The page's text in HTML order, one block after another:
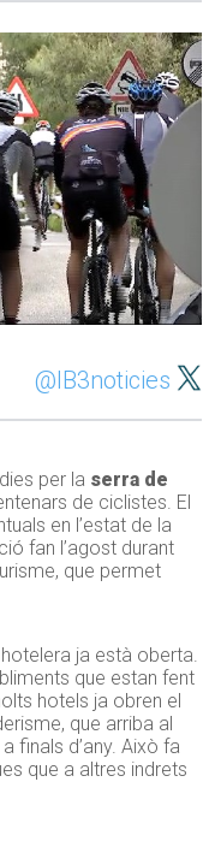
@IB3noticies
per la serra de
de ciclistes. El
en l’estat de la
fan l’agost durant
que permet
ja està oberta.
que estan fent
hotels ja obren el
que arriba al
finals d’any. Això fa
que a altres indrets